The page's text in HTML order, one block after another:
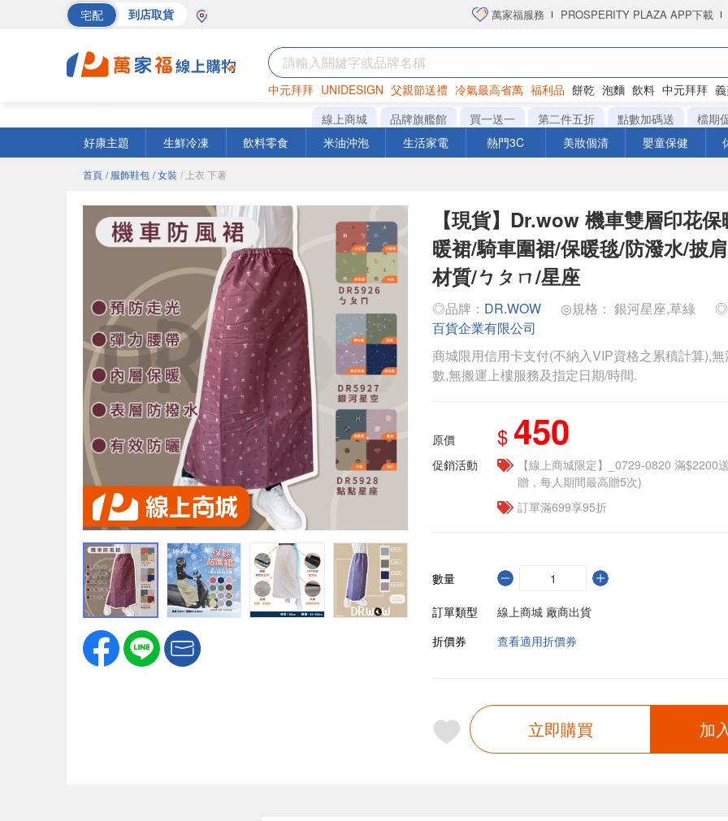
宅配 到店取貨 萬家福服務 PROSPERITY PLAZA APP下載
中元拜拜 UNIDESIGN 父親節送禮 冷氣最高省萬 福利品 餅乾 泡麵 飲料 中元拜拜
罐頭 海苔 洋芋片
線上商城 品牌旗艦館 買一送一 第二件五折 點數加碼送
檔期
好康主題
生鮮冷凍 飲料零食 米油沖泡 生活家電 熱門3C 美妝個清 嬰童保健
首頁 / 服飾鞋包 / 女裝 / 上衣 下著
【現貨】Dr.wow 機車雙層印花
暖裙/騎車圍裙/保暖毯/防潑水/披
材質/ㄅㄆㄇ/星座
◎品牌： DR.WOW ◎規格： 銀河星座,草綠
◎
百貨企業有限公司
商城限用信用卡支付(不納入VIP資格之累積計算),
數,無搬運上樓服務及指定日期/時間.
原價 $ 450
促銷活動
【線上商城限定】_0729-0820 滿$2200
贈，每人期間最高贈5次)
訂單滿699享95折
數量
訂單類型
線上商城 廠商出貨
折價券
查看適用折價券
立即購買 加